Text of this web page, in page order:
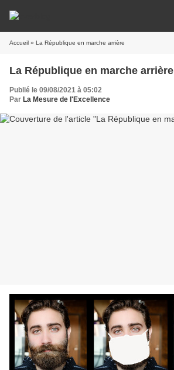
Accueil » La République en marche arrière
La République en marche arrière
Publié le 09/08/2021 à 05:02
Par La Mesure de l'Excellence